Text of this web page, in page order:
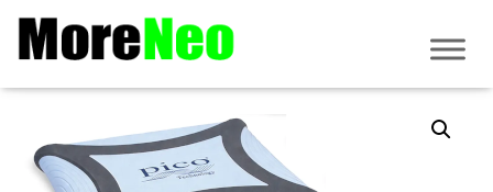
Accueil / PicoScope/ Série 5000E/ PicoScope 5000E / PicoScope 5462E